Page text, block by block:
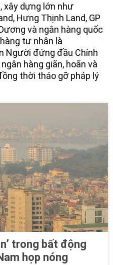
xây dựng lớn như
Hưng Thịnh Land, GP
và ngân hàng quốc
tư nhân là
Người đứng đầu Chính
hàng giãn, hoãn và
thời tháo gỡ pháp lý
trong bất động
họp nóng